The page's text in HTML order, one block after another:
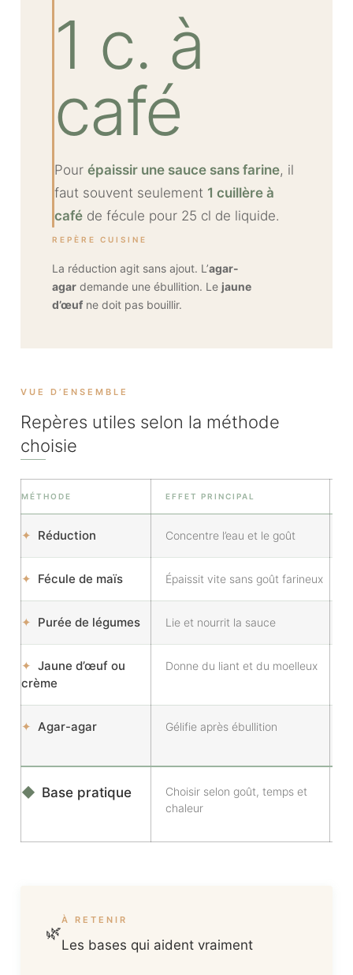
1 c. à
café
Pour épaissir une sauce sans farine, il
faut souvent seulement 1 cuillère à
café de fécule pour 25 cl de liquide.
REPÈRE CUISINE
La réduction agit sans ajout. L’agar-
agar demande une ébullition. Le jaune
d’œuf ne doit pas bouillir.
VUE D’ENSEMBLE
Repères utiles selon la méthode
choisie
MÉTHODE EFFET PRINCIPAL
✦ Réduction Concentre l’eau et le goût
✦ Fécule de maïs Épaissit vite sans goût farineux
✦ Purée de légumes Lie et nourrit la sauce
✦ Jaune d’œuf ou
crème
Donne du liant et du moelleux
✦ Agar-agar Gélifie après ébullition
◆ Base pratique
Choisir selon goût, temps et
chaleur
🌿
À RETENIR
Les bases qui aident vraiment